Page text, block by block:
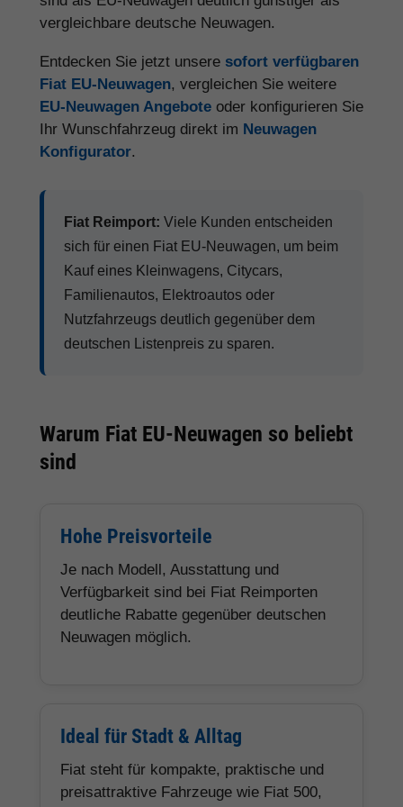
vergleichbare deutsche Neuwagen.
Entdecken Sie jetzt unsere sofort verfügbaren
Fiat EU-Neuwagen, vergleichen Sie weitere
EU-Neuwagen Angebote oder konfigurieren Sie
Ihr Wunschfahrzeug direkt im Neuwagen
Konfigurator.
Fiat Reimport: Viele Kunden entscheiden
sich für einen Fiat EU-Neuwagen, um beim
Kauf eines Kleinwagens, Citycars,
Familienautos, Elektroautos oder
Nutzfahrzeugs deutlich gegenüber dem
deutschen Listenpreis zu sparen.
Warum Fiat EU-Neuwagen so beliebt
sind
Hohe Preisvorteile
Je nach Modell, Ausstattung und
Verfügbarkeit sind bei Fiat Reimporten
deutliche Rabatte gegenüber deutschen
Neuwagen möglich.
Ideal für Stadt & Alltag
Fiat steht für kompakte, praktische und
preisattraktive Fahrzeuge wie Fiat 500,